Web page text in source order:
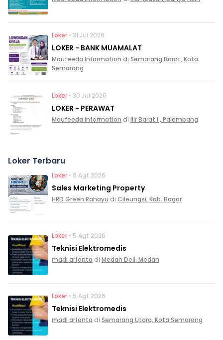
Loker • 31 Jul 2026
LOKER - BANK MUAMALAT
Moufeeda Information di Semarang Barat, Kota
Semarang
Loker • 30 Jul 2026
LOKER - PERAWAT
Moufeeda Information di Ilir Barat I , Palembang
Loker Terbaru
Loker • 6 Agt 2026
Sales Marketing Property
HRD Green Rahayu di Cileungsi, Kab. Bogor
Loker • 5 Agt 2026
Teknisi Elektromedis
madi arfanta di Medan Deli, Medan
Loker • 5 Agt 2026
Teknisi Elektromedis
madi arfanta di Semarang Utara, Kota Semarang